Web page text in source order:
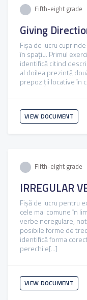
Fifth-eight grade
Giving
Fișa de lucru
în spațiu. Primul
identifică citind
al doilea prezintă
prepoziții locative în
VIEW DOCUMENT
Fifth-eight grade
IRREGULAR
Fișă de lucru pentru
cele mai comune în
verbe neregulare,
posibile forme de
identifică forma
perechile[...]
VIEW DOCUMENT